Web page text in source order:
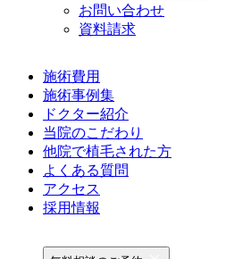
お問い合わせ
資料請求
施術費用
施術事例集
ドクター紹介
当院のこだわり
他院で植毛された方
よくある質問
アクセス
採用情報